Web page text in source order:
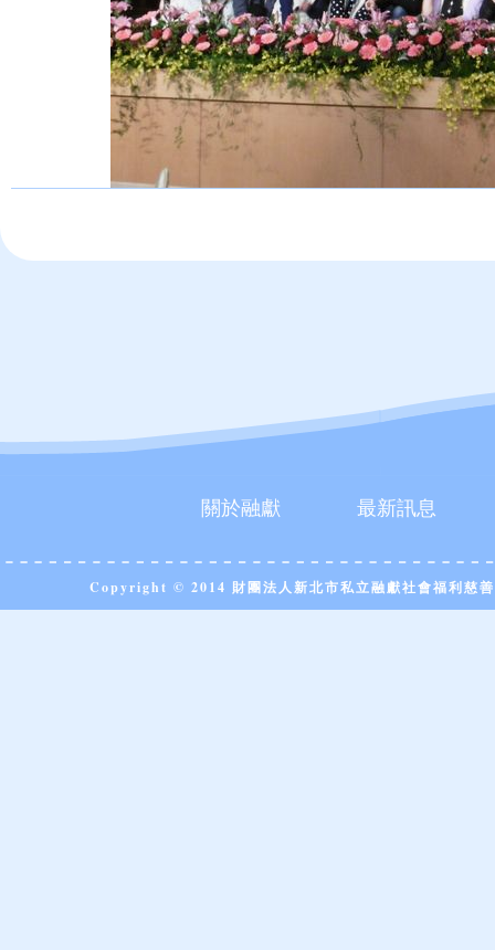
關於融獻 最新訊息
Copyright © 2014 財團法人新北市私立融獻社會福利